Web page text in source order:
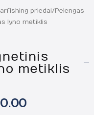
priedai/ Pelengas
lyno metiklis
metiklis